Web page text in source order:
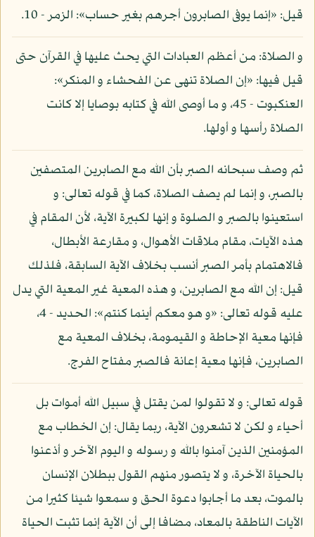
قيل: «إنما يوفى الصابرون أجرهم بغير حساب»: الزمر - 10.
و الصلاة: من أعظم العبادات التي يحث عليها في القرآن حتى
قيل فيها: «إن الصلاة تنهى عن الفحشاء و المنكر»:
العنكبوت - 45، و ما أوصى الله في كتابه بوصايا إلا كانت
الصلاة رأسها و أولها.
ثم وصف سبحانه الصبر بأن الله مع الصابرين المتصفين
بالصبر، و إنما لم يصف الصلاة، كما في قوله تعالى: و
استعينوا بالصبر و الصلوة و إنها لكبيرة الآية، لأن المقام في
هذه الآيات، مقام ملاقات الأهوال، و مقارعة الأبطال،
فالاهتمام بأمر الصبر أنسب بخلاف الآية السابقة، فلذلك
قيل: إن الله مع الصابرين، و هذه المعية غير المعية التي يدل
عليه قوله تعالى: «و هو معكم أينما كنتم»: الحديد - 4،
فإنها معية الإحاطة و القيمومة، بخلاف المعية مع
الصابرين، فإنها معية إعانة فالصبر مفتاح الفرج.
قوله تعالى: و لا تقولوا لمن يقتل في سبيل الله أموات بل
أحياء و لكن لا تشعرون الآية، ربما يقال: إن الخطاب مع
المؤمنين الذين آمنوا بالله و رسوله و اليوم الآخر و أذعنوا
بالحياة الآخرة، و لا يتصور منهم القول ببطلان الإنسان
بالموت، بعد ما أجابوا دعوة الحق و سمعوا شيئا كثيرا من
الآيات الناطقة بالمعاد، مضافا إلى أن الآية إنما تثبت الحياة